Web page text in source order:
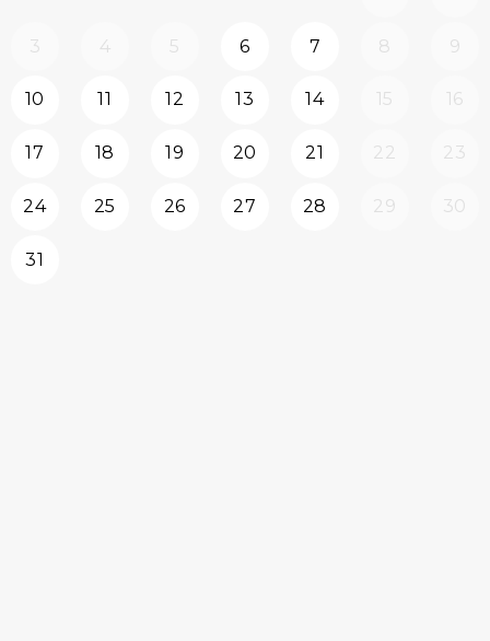
3 4 5 6 7 8 9
10 11 12 13 14 15 16
17 18 19 20 21 22 23
24 25 26 27 28 29 30
31